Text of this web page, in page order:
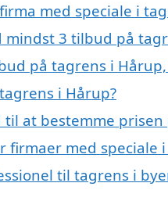
med speciale i
3 tilbud på
på tagrens i
i Hårup?
til at bestemme
firmaer med speciale
til tagrens i